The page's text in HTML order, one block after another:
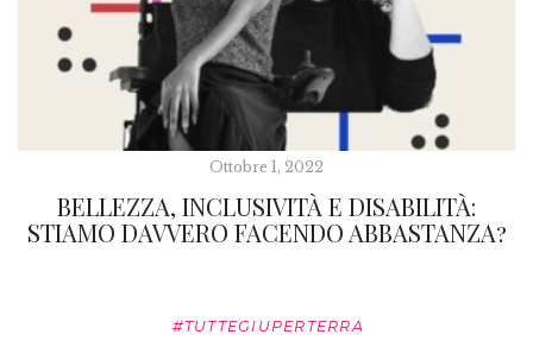
Ottobre 1, 2022
BELLEZZA, INCLUSIVITÀ E DISABILITÀ:
STIAMO DAVVERO FACENDO ABBASTANZA?
#TUTTEGIUPERTERRA